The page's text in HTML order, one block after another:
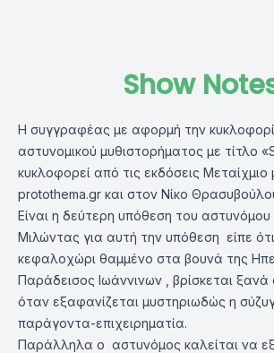
Show
Η συγγραφέας με αφορμή την
αστυνομικού μυθιστορήματος με τίτλο
κυκλοφορεί από τις εκδόσεις Μεταίχμιο
protothema.gr και στον Νίκο
Είναι η δεύτερη υπόθεση του
Μιλώντας για αυτή την υπόθεση είπε
κεφαλοχώρι θαμμένο στα βουνά της
Παράδεισος Ιωάννινων , βρίσκεται ξανά
όταν εξαφανίζεται μυστηριωδώς η
παράγοντα-επιχειρηματία.
Παράλληλα ο αστυνόμος καλείται να